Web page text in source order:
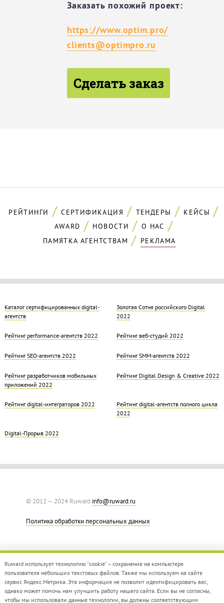
Заказать похожий проект:
https://www.optim.pro/
clients@optimpro.ru
Сделать заказ
РЕЙТИНГИ СЕРТИФИКАЦИЯ ТЕНДЕРЫ
КЕЙСЫ
AWARD
НОВОСТИ
О НАС
ПАМЯТКА АГЕНТСТВАМ
РЕКЛАМА
Каталог сертифицированных digital-
агентств
Золотая Cотня российского Digital
2022
Рейтинг performance-агентств 2022 Рейтинг веб-студий 2022
Рейтинг SEO-агентств 2022 Рейтинг SMM-агентств 2022
Рейтинг разработчиков мобильных
приложений 2022
Рейтинг Digital Design & Creative 2022
Рейтинг digital-интеграторов 2022
Рейтинг digital-агентств полного цикла
2022
Digital-Прорыв 2022
© 2012 — 2024 Ruward info@ruward.ru
Политика обработки персональных данных
Дизайн –Red Collar
Ruward использует технологию "cookie" – сохранение на компьютере
пользователя небольших текстовых файлов. Также мы используем на сайте
сервис Яндекс.Метрика. Эта информация не позволит идентифицировать вас,
однако может помочь нам улучшить работу нашего сайта. Если вы не согласны,
чтобы мы использовали данные технологии, вы должны соответствующим